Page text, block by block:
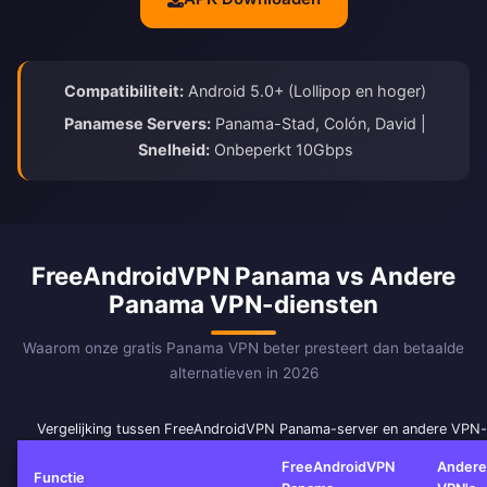
Compatibiliteit: Android 5.0+ (Lollipop en hoger)
Panamese Servers: Panama-Stad, Colón, David |
Snelheid:Onbeperkt 10Gbps
FreeAndroidVPN Panama vs Andere
Panama VPN-diensten
Waarom onze gratis Panama VPN beter presteert dan betaalde
alternatieven in 2026
Vergelijking tussen FreeAndroidVPN Panama-server en andere
Functie
FreeAndroidVPN